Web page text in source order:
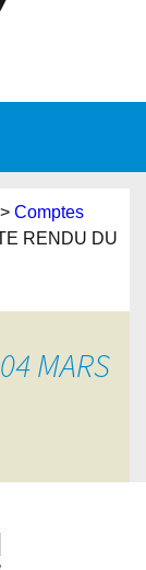
> Comptes
RENDU DU
MARS